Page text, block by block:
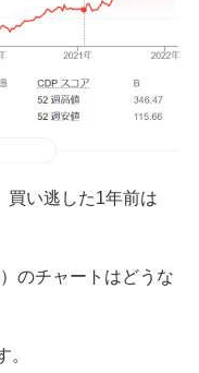
買い逃した1年前は
のチャートはどうな
。